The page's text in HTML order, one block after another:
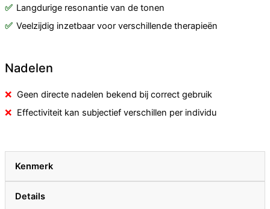
Langdurige resonantie van de tonen
Veelzijdig inzetbaar voor verschillende therapieën
Nadelen
Geen directe nadelen bekend bij correct gebruik
Effectiviteit kan subjectief verschillen per individu
Kenmerk
Details